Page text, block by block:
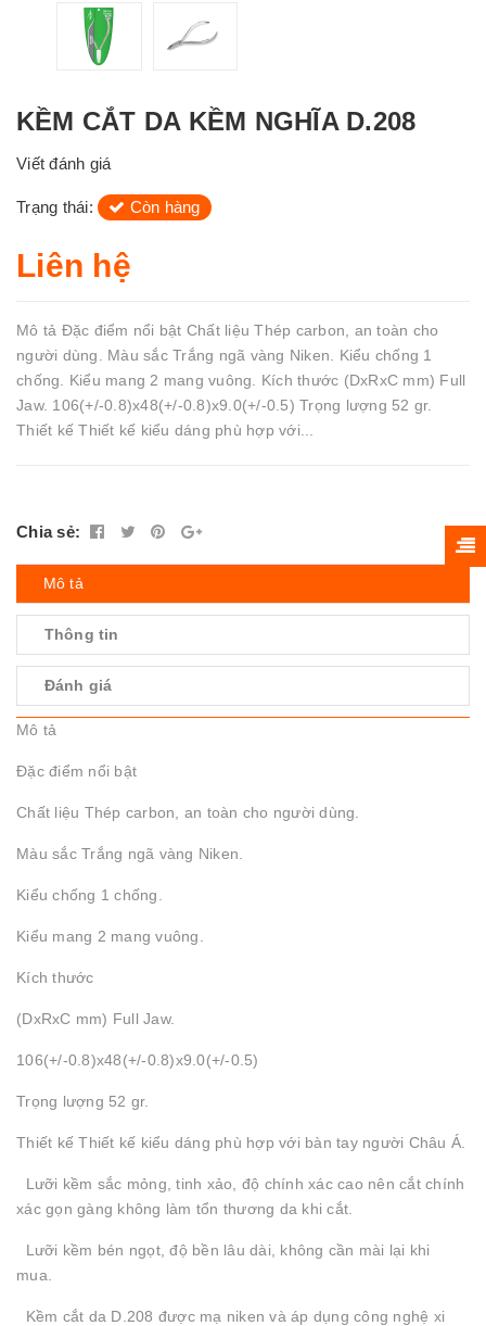
KỀM CẮT DA KỀM NGHĨA D.208
Viết đánh giá
Trạng thái: Còn hàng
Liên hệ
Mô tả Đặc điểm nổi bật Chất liệu Thép carbon, an toàn cho
người dùng. Màu sắc Trắng ngã vàng Niken. Kiểu chống 1
chống. Kiểu mang 2 mang vuông. Kích thước (DxRxC mm) Full
Jaw. 106(+/-0.8)x48(+/-0.8)x9.0(+/-0.5) Trọng lượng 52 gr.
Thiết kế Thiết kế kiểu dáng phù hợp với...
Chia sẻ:
Mô tả
Thông tin
Đánh giá
Mô tả
Đặc điểm nổi bật
Chất liệu Thép carbon, an toàn cho người dùng.
Màu sắc Trắng ngã vàng Niken.
Kiểu chống 1 chống.
Kiểu mang 2 mang vuông.
Kích thước
(DxRxC mm) Full Jaw.
106(+/-0.8)x48(+/-0.8)x9.0(+/-0.5)
Trọng lượng 52 gr.
Thiết kế Thiết kế kiểu dáng phù hợp với bàn tay người Châu Á.
Lưỡi kềm sắc mỏng, tinh xảo, độ chính xác cao nên cắt chính
xác gọn gàng không làm tổn thương da khi cắt.
Lưỡi kềm bén ngọt, độ bền lâu dài, không cần mài lại khi
mua.
Kềm cắt da D.208 được mạ niken và áp dụng công nghệ xi